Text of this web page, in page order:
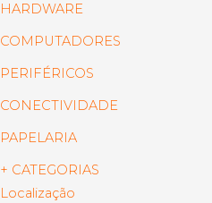
HARDWARE
COMPUTADORES
PERIFÉRICOS
CONECTIVIDADE
PAPELARIA
+ CATEGORIAS
Localização